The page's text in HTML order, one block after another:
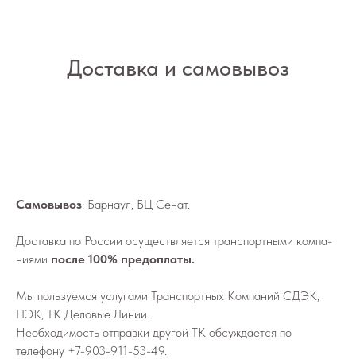
Доставка и самовывоз
Самовывоз: Барнаул, БЦ Сенат.
До­став­ка по России осу­ществ­ля­ет­ся транс­порт­ны­ми ком­па­
ни­я­ми после 100% предоплаты.
Мы поль­зу­ем­ся услу­га­ми Транс­порт­ных Ком­па­ний СДЭК,
ПЭК, ТК Деловые Линии.
Не­об­хо­ди­мо­сть от­прав­ки дру­гой ТК об­суж­да­ет­ся по
телефону +7-903-911-53-49.